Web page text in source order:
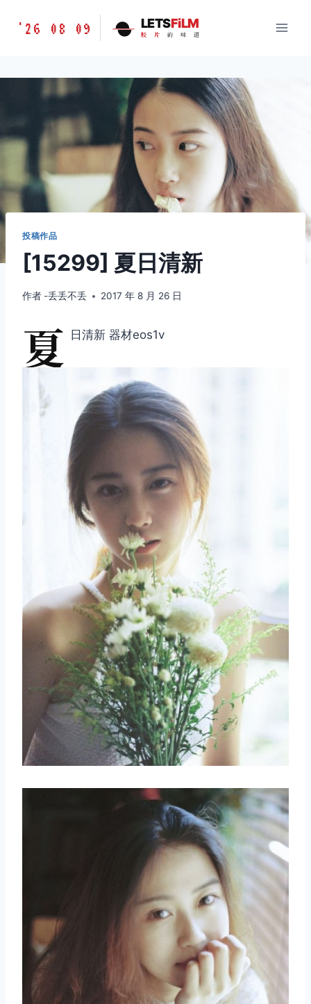
胶
味
LETSFILM
'26 08 09 LETSFiLM
胶 片 的 味 道
投稿作品
[15299] 夏日清新
作者 -丢丢不丢 2017 年 8 月 26 日
夏 日清新 器材eos1v